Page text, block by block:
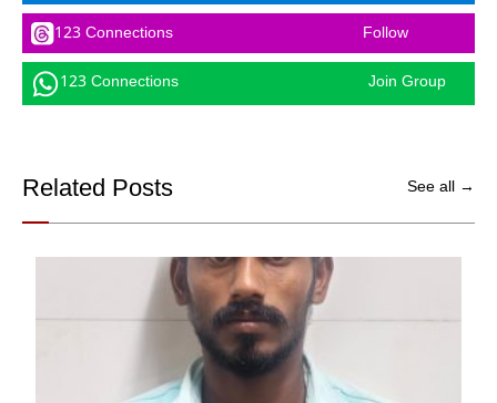
123 Connections Follow
123 Connections Join Group
Related Posts See all →